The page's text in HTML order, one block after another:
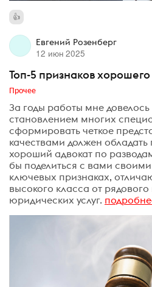
Евгений Розенберг
12 июн 2025
Топ-5 признаков
Прочее
За годы работы мне довелось
становлением многих
сформировать четкое
качествами должен
хороший адвокат по
бы поделиться с вами
ключевых признаках,
высокого класса от
юридических услуг.